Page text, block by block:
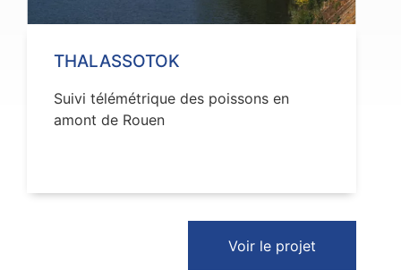
THALASSOTOK
Suivi télémétrique des poissons en
amont de Rouen
Voir le projet